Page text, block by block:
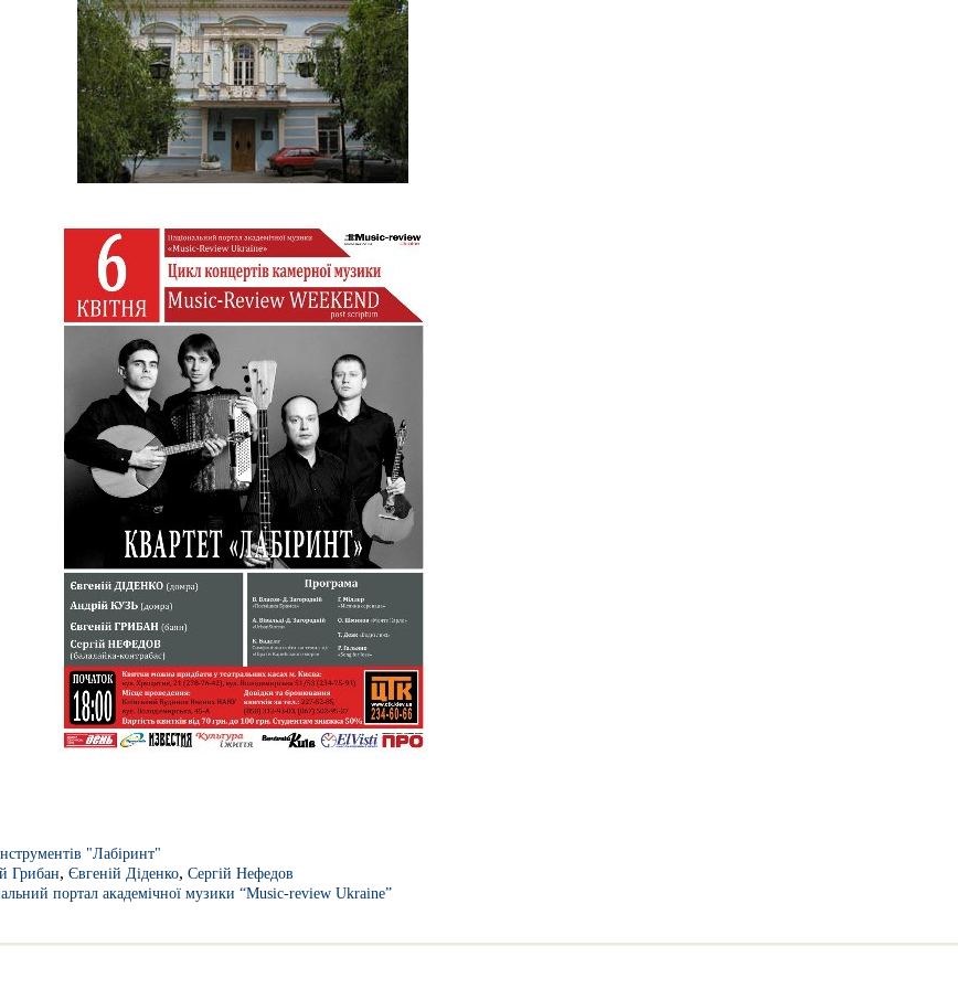
"Лабіринт"
Грибан, Євгеній Діденко, Сергій Нефедов
портал академічної музики “Music-review Ukraine”